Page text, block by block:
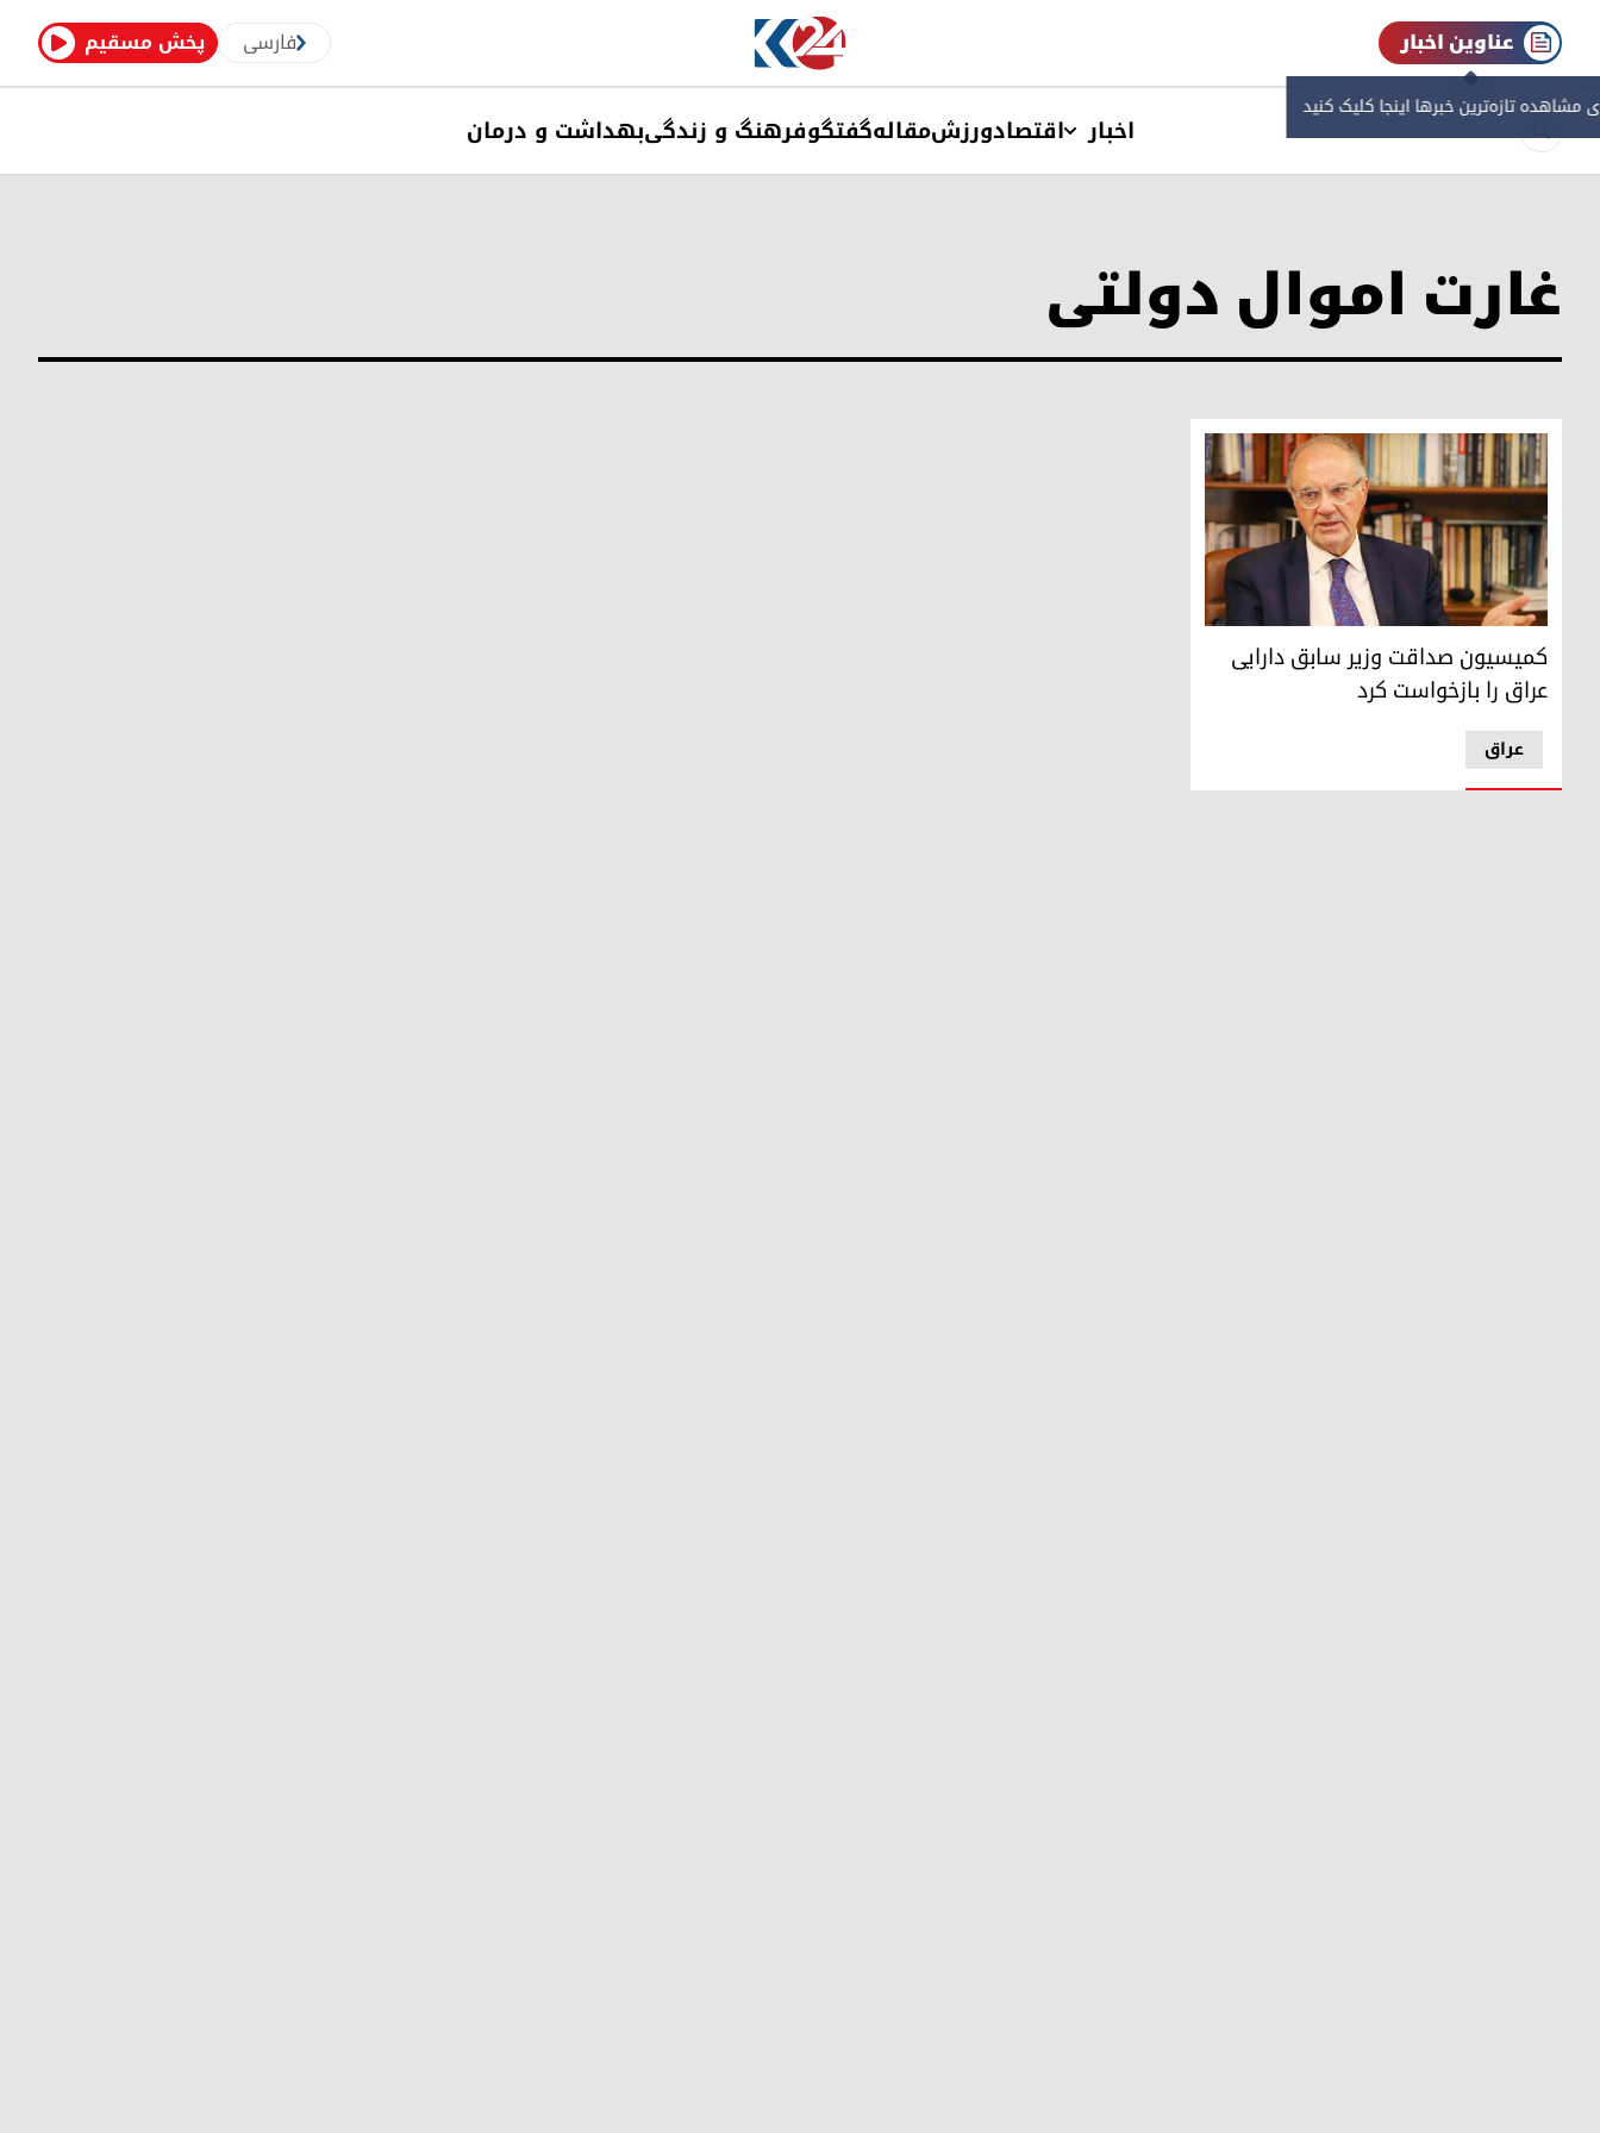
پخش مسقیم فارسی عناوین اخبار
مشاهده‌ تازه‌ترین خبرها اینجا کلیک کنید
اخبار اقتصادورزشمقالهگفتگوفرهنگ و زندگیبهداشت و درمان
غارت اموال دولتی
علی عبدالامیر علاوی، وزیر سابق دارایی عراق
عراق
کمیسیون صداقت وزیر سابق دارایی
عراق را بازخواست کرد